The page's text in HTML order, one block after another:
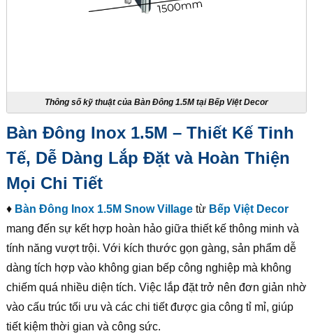
Thông số kỹ thuật của Bàn Đông 1.5M tại Bếp Việt Decor
Bàn Đông Inox 1.5M – Thiết Kế Tinh
Tế, Dễ Dàng Lắp Đặt và Hoàn Thiện
Mọi Chi Tiết
♦ Bàn Đông Inox 1.5M Snow Villagetừ Bếp Việt Decor
mang đến sự kết hợp hoàn hảo giữa thiết kế thông minh và
tính năng vượt trội. Với kích thước gọn gàng, sản phẩm dễ
dàng tích hợp vào không gian bếp công nghiệp mà không
chiếm quá nhiều diện tích. Việc lắp đặt trở nên đơn giản nhờ
vào cấu trúc tối ưu và các chi tiết được gia công tỉ mỉ, giúp
tiết kiệm thời gian và công sức.